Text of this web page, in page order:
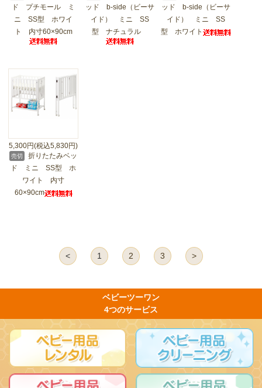
ド プチモール ミ
ニ SS型 ホワイ
ト 内寸60×90cm
ッド b-side（ビーサ
イド） ミニ SS
型 ナチュラル
ッド b-side（ビーサ
イド） ミニ SS
型 ホワイト
5,300円(税込5,830円)
売切
折りたたみベッ
ド ミニ SS型 ホ
ワイト 内寸
60×90cm
< 1 2 3 >
ベビーツーワン
4つのサービス